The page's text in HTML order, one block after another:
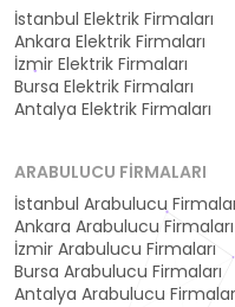
İstanbul Elektrik Firmaları
Ankara Elektrik Firmaları
İzmir Elektrik Firmaları
Bursa Elektrik Firmaları
Antalya Elektrik Firmaları
ARABULUCU FIRMALARI
İstanbul Arabulucu
Ankara Arabulucu Firmaları
İzmir Arabulucu Firmaları
Bursa Arabulucu Firmaları
Antalya Arabulucu